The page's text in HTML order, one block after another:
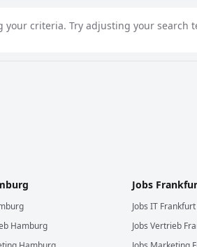
your criteria. Try adjusting your search
Hamburg
Jobs
Jobs IT
Jobs Vertrieb